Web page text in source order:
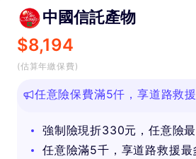
中國信託產物
$8,194
(估算年繳保費)
任意險保費滿5仟，享道路救
強制險現折330元，任意險
任意險滿5千，享道路救援最